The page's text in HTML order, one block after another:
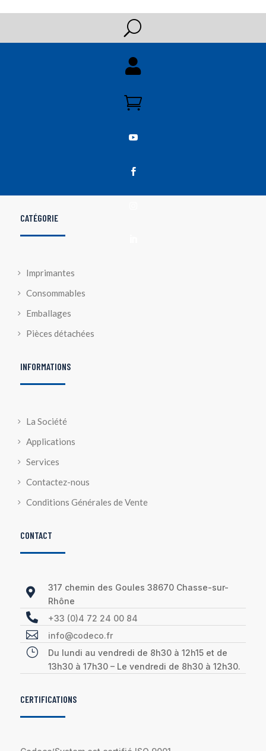
U




CATÉGORIE
Imprimantes
Consommables
Emballages
Pièces détachées
INFORMATIONS
La Société
Applications
Services
Contactez-nous
Conditions Générales de Vente
CONTACT

317 chemin des Goules 38670 Chasse-sur-
Rhône
 +33 (0)4 72 24 00 84
 info@codeco.fr
}
Du lundi au vendredi de 8h30 à 12h15 et de
13h30 à 17h30 – Le vendredi de 8h30 à 12h30.
CERTIFICATIONS